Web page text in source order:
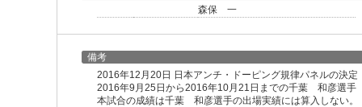
森保 一
備考
2016年12月20日 日本アンチ・ドーピング規律パネルの決定
2016年9月25日から2016年10月21日までの千葉 和彦選手
本試合の成績は千葉 和彦選手の出場実績には算入しない。